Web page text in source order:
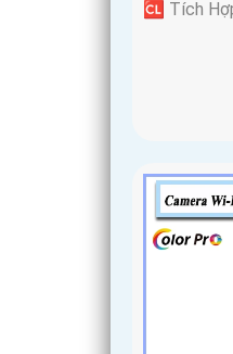
️🆑 Tích